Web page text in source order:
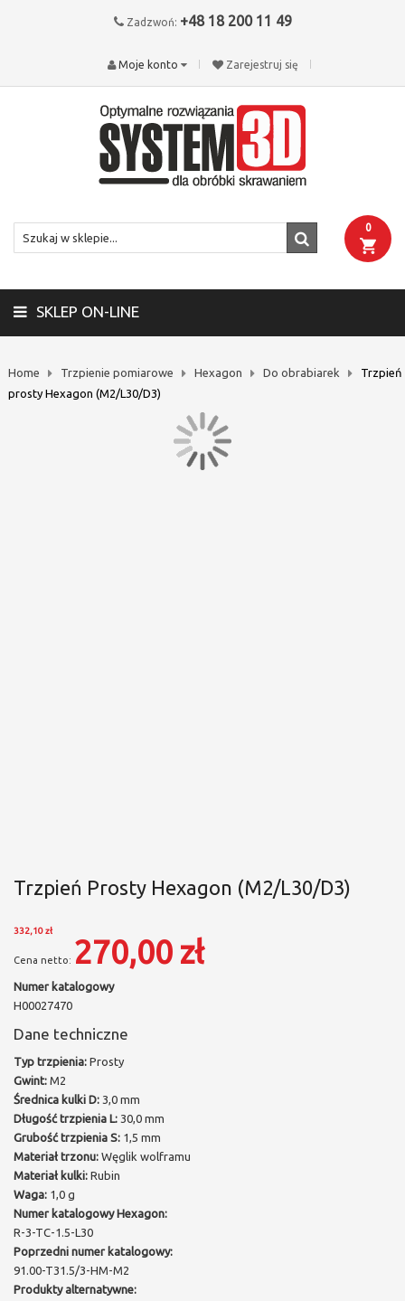
Zadzwoń: +48 18 200 11 49
Zarejestruj się
Moje konto
0
SKLEP ON-LINE
Home Trzpienie pomiarowe Hexagon Do obrabiarek
Trzpień
prosty Hexagon (M2/L30/D3)
Trzpień Prosty Hexagon (M2/L30/D3)
332,10 zł
270,00 zł
Numer katalogowy
H00027470
Dane techniczne
Typ trzpienia: Prosty
Gwint: M2
Średnica kulki D: 3,0 mm
Długość trzpienia L: 30,0 mm
Grubość trzpienia S: 1,5 mm
Materiał trzonu: Węglik wolframu
Materiał kulki: Rubin
Waga: 1,0 g
Numer katalogowy Hexagon:
R-3-TC-1.5-L30
Poprzedni numer katalogowy:
91.00-T31.5/3-HM-M2
Produkty alternatywne: